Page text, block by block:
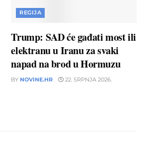
REGIJA
Trump: SAD će gađati most ili
elektranu u Iranu za svaki
napad na brod u Hormuzu
BY NOVINE.HR 22. SRPNJA 2026.